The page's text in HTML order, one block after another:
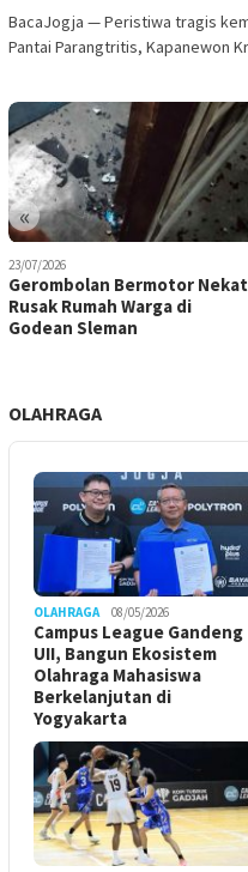
BacaJogja — Peristiwa tragis
Pantai Parangtritis, Kapanewon
«
23/07/2026
Gerombolan Bermotor Nekat
Rusak Rumah Warga di
Godean Sleman
OLAHRAGA
OLAHRAGA 08/05/2026
Campus League Gandeng
UII, Bangun Ekosistem
Olahraga Mahasiswa
Berkelanjutan di
Yogyakarta